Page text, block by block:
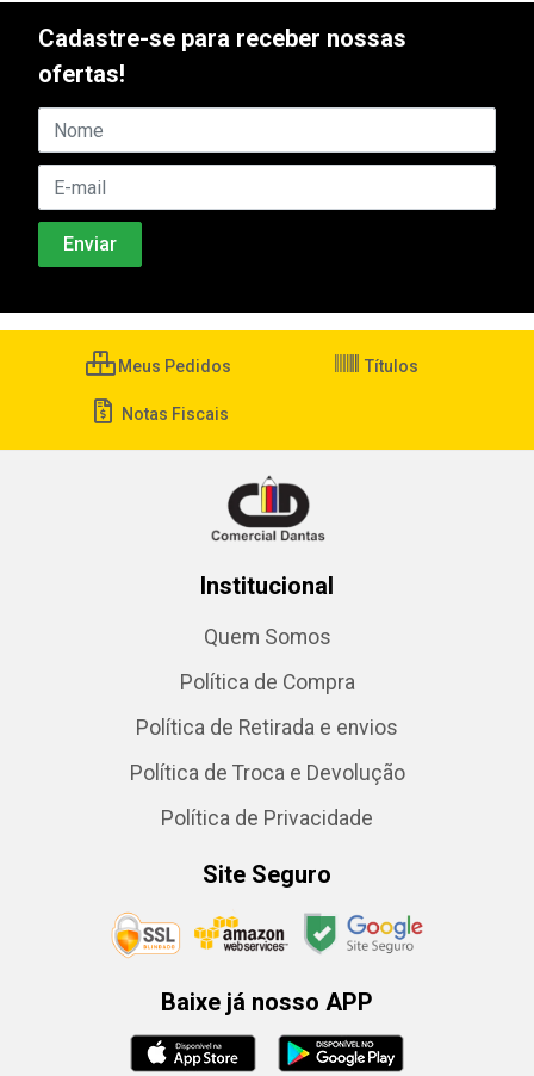
Cadastre-se para receber nossas
ofertas!
Meus Pedidos Títulos
Notas Fiscais
Institucional
Quem Somos
Política de Compra
Política de Retirada e envios
Política de Troca e Devolução
Política de Privacidade
Site Seguro
Baixe já nosso APP